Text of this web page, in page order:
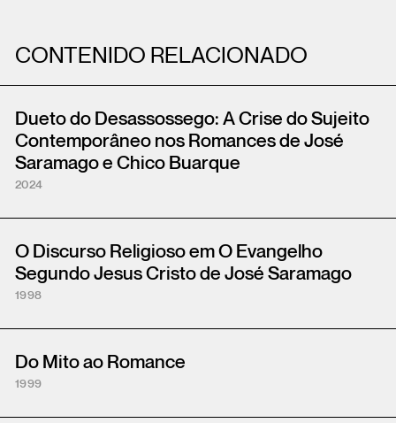
CONTENIDO RELACIONADO
Dueto do Desassossego: A Crise do Sujeito
Contemporâneo nos Romances de José
Saramago e Chico Buarque
2024
O Discurso Religioso em O Evangelho
Segundo Jesus Cristo de José Saramago
1998
Do Mito ao Romance
1999